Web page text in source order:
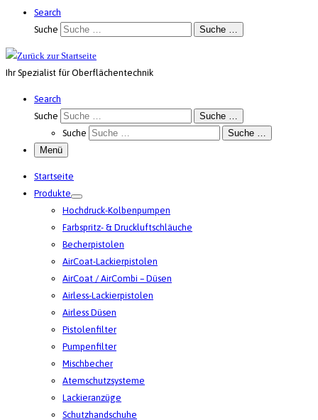
Search
Suche
Suche …
Ihr Spezialist für Oberflächentechnik
Search
Suche
Suche …
Suche
Suche …
Menü
Startseite
Produkte
Hochdruck-Kolbenpumpen
Farbspritz- & Druckluftschläuche
Becherpistolen
AirCoat-Lackierpistolen
AirCoat / AirCombi – Düsen
Airless-Lackierpistolen
Airless Düsen
Pistolenfilter
Pumpenfilter
Mischbecher
Atemschutzsysteme
Lackieranzüge
Schutzhandschuhe